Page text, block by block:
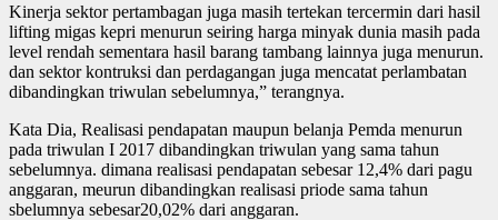
Kinerja sektor pertambagan juga masih tertekan tercermin dari hasil
lifting migas kepri menurun seiring harga minyak dunia masih pada
level rendah sementara hasil barang tambang lainnya juga menurun.
dan sektor kontruksi dan perdagangan juga mencatat perlambatan
dibandingkan triwulan sebelumnya,” terangnya.
Kata Dia, Realisasi pendapatan maupun belanja Pemda menurun
pada triwulan I 2017 dibandingkan triwulan yang sama tahun
sebelumnya. dimana realisasi pendapatan sebesar 12,4% dari pagu
anggaran, meurun dibandingkan realisasi priode sama tahun
sbelumnya sebesar20,02% dari anggaran.